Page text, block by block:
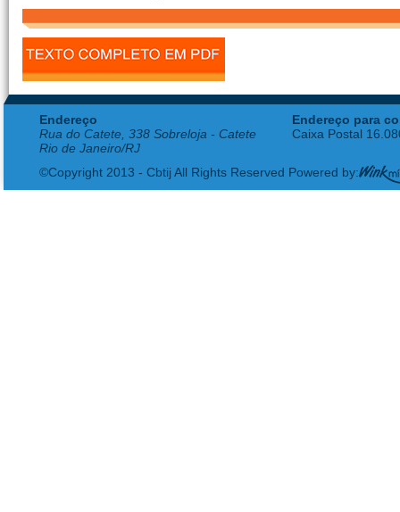
Endereço
Rua do Catete, 338 Sobreloja - Catete
Rio de Janeiro/RJ
Endereço para
Caixa Postal
©Copyright 2013 - Cbtij All Rights Reserved Powered by: